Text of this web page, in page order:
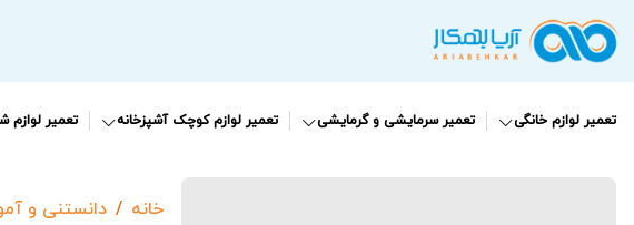
تعمیر لوازم خانگی تعمیر سرمایشی و گرمایشی تعمیر لوازم کوچک آشپزخانه تعمیر
خانه دانستنی و